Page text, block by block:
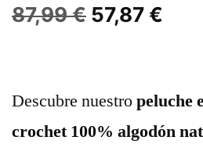
87,99€ 57,87 €
Descubre nuestropeluche
crochet 100% algodón